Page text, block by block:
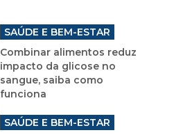
SAÚDE E BEM-ESTAR
Combinar alimentos reduz
impacto da glicose no
sangue, saiba como
funciona
SAÚDE E BEM-ESTAR